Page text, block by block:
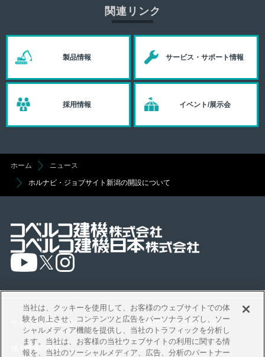
関連リンク
製品情報 サービス・サポート情報
採用情報 イベント/展示会
ホーム ニュース
ホルナビ・ジョブサイト新潟の開設について
サイトのご利用について 製品に関するご留意事項
個人情報の保護 ソーシャルメディアポリシー
当社は、クッキーを使用して、お客様のウェブサイトでの体
験を向上させ、コンテンツと広告をパーソナライズし、ソー
シャルメディア機能を提供し、当社のトラフィックを分析し
ます。当社は、お客様の当社ウェブサイトの利用に関する情
報を、当社のソーシャルメディア、広告、分析のパートナー